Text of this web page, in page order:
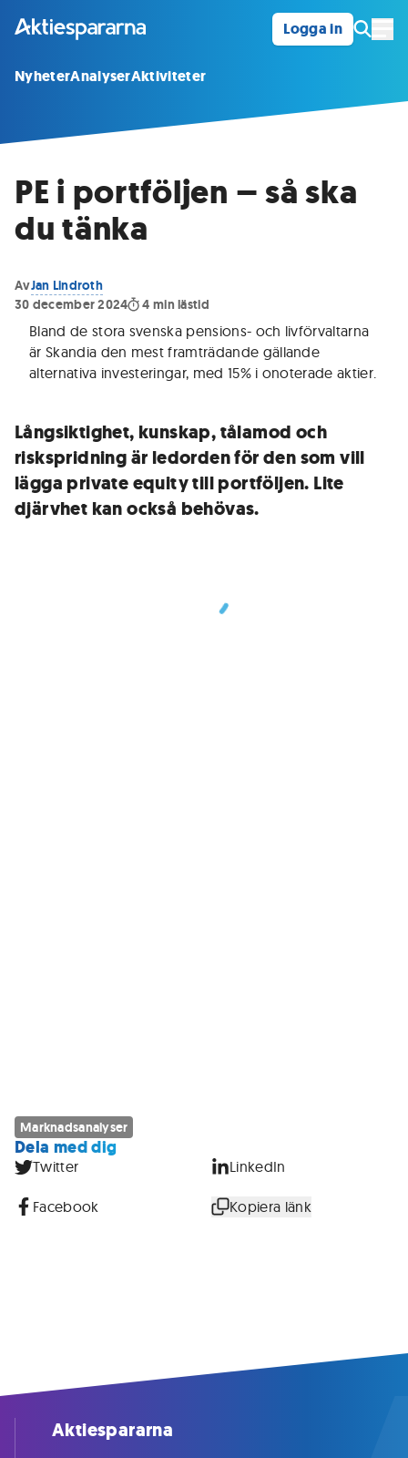
Logga in
NyheterAnalyserAktiviteter
PE i portföljen – så ska
du tänka
AvJan Lindroth
30 december 2024
4 min lästid
Bland de stora svenska pensions- och livförvaltarna
är Skandia den mest framträdande gällande
alternativa investeringar, med 15% i onoterade aktier.
Långsiktighet, kunskap, tålamod och
riskspridning är ledorden för den som vill
lägga private equity till portföljen. Lite
djärvhet kan också behövas.
Marknadsanalyser
Dela med dig
Twitter LinkedIn
Facebook Kopiera länk
Aktiespararna